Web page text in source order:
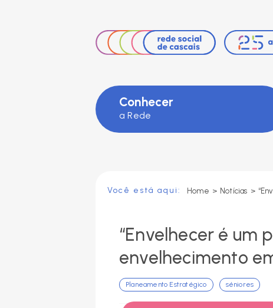
Conhecer
a Rede
Você está aqui: Home > Notícias >
“Envelhecer é um
envelhecimento
Planeamento Estratégico séniores